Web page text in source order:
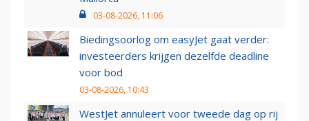
03-08-2026, 11:06
Biedingsoorlog om easyJet gaat verder:
investeerders krijgen dezelfde deadline
voor bod
03-08-2026, 10:43
WestJet annuleert voor tweede dag op rij